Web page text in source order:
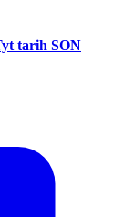
tarih SON